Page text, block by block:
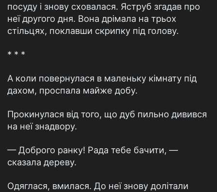
посуду і знову сховалася. Яструб згадав про
неї другого дня. Вона дрімала на трьох
стільцях, поклавши скрипку під голову.
* * *
А коли повернулася в маленьку кімнату під
дахом, проспала майже добу.
Прокинулася від того, що дуб пильно дивився
на неї знадвору.
— Доброго ранку! Рада тебе бачити, —
сказала дереву.
Одяглася, вмилася. До неї знову долітали